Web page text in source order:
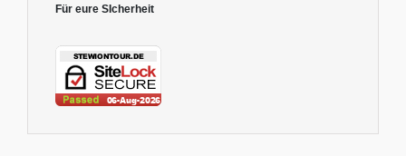
Für eure SIcherheit